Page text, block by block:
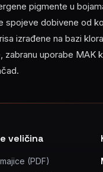
pigmente u
dobivene od
izrađene na bazi
zabranu uporabe MAK
veličina
(PDF)